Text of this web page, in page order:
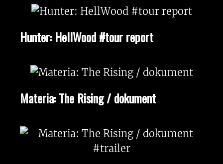
Hunter: HellWood #tour report
Materia: The Rising / dokument